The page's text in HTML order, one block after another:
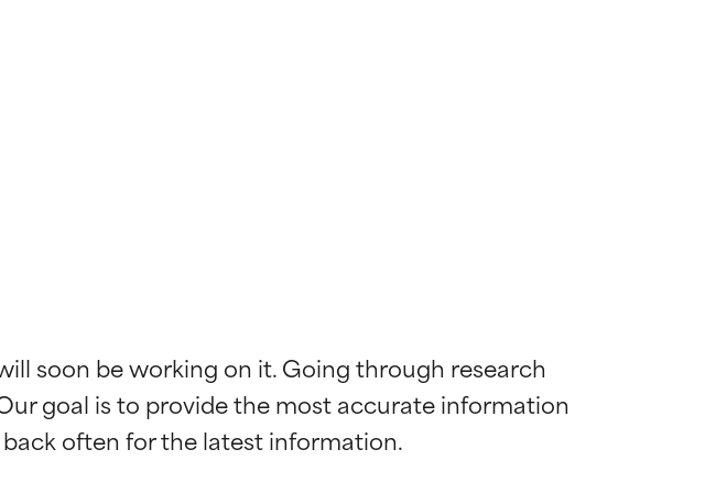
soon be working on it. Going through research
goal is to provide the most accurate information